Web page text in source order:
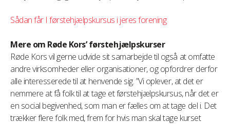
Sådan får I førstehjælpskursus i jeres forening
Mere om Røde Kors’ førstehjælpskurser
Røde Kors vil gerne udvide sit samarbejde til også at omfatte
andre virksomheder eller organisationer, og opfordrer derfor
alle interesserede til at henvende sig. ”Vi oplever, at det er
nemmere at få folk til at tage et førstehjælpskursus, når det er
en social begivenhed, som man er fælles om at tage del i. Det
trækker flere folk med, frem for hvis man skal tage kurset